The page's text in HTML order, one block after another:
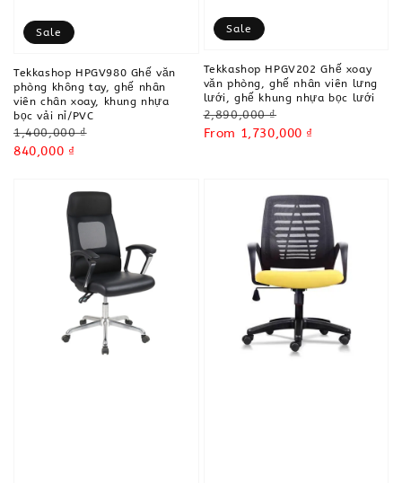
Sale
Tekkashop HPGV980 Ghế văn
phòng không tay, ghế nhân
viên chân xoay, khung nhựa
bọc vải nỉ/PVC
Regular
price
1,400,000 ₫
Sale
840,000 ₫
Sale
Tekkashop HPGV202 Ghế xoay
văn phòng, ghế nhân viên lưng
lưới, ghế khung nhựa bọc lưới
Regular
price
2,890,000 ₫
Sale
From 1,730,000 ₫